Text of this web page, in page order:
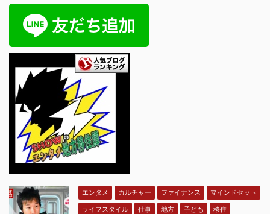
エンタメ カルチャー ファイナンス
マインドセット
ライフスタイル
仕事 地方 子ども 移住